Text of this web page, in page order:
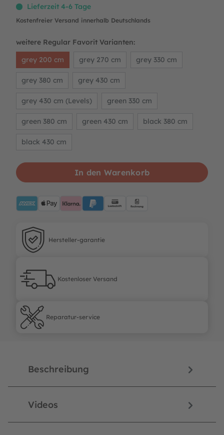
Lieferzeit 4-6 Tage
Kostenfreier Versand innerhalb Deutschlands
weitere Regular Favorit Varianten:
grey 200 cm
grey 270 cm grey 330 cm
grey 380 cm grey 430 cm
grey 430 cm (Levels) green 330 cm
green 380 cm green 430 cm black 380 cm
black 430 cm
In den Warenkorb
ApplePayKlarna PayPalBlueLastschrift
Hersteller-garantie
Hersteller-garantie
Kostenloser Versand
Kostenloser Versand
Reparatur-service
Reparatur-service
Beschreibung
Videos